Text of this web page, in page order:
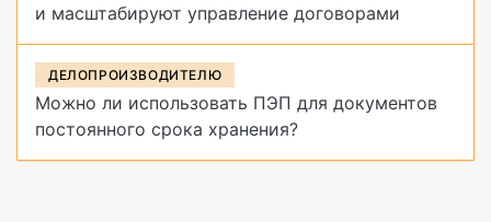
и масштабируют управление договорами
ДЕЛОПРОИЗВОДИТЕЛЮ
Можно ли использовать ПЭП для документов
постоянного срока хранения?